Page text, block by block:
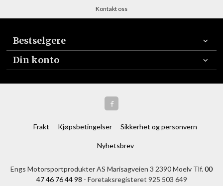
Kontakt oss
Bestselgere
Din konto
Frakt Kjøpsbetingelser Sikkerhet og personvern
Nyhetsbrev
Engs Motorsportprodukter AS Marisagveien 3 2390 Moelv Tlf.00
47 46 76 44 98 - Foretaksregisteret 925 503 649